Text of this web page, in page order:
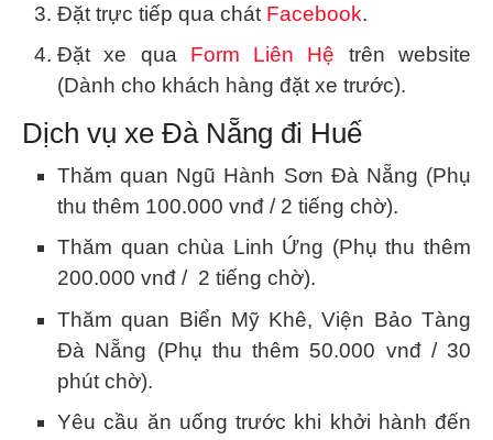
Đặt trực tiếp qua chát Facebook.
Đặt xe qua Form Liên Hệ trên website
(Dành cho khách hàng đặt xe trước).
Dịch vụ xe Đà Nẵng đi Huế
Thăm quan Ngũ Hành Sơn Đà Nẵng (Phụ
thu thêm 100.000 vnđ / 2 tiếng chờ).
Thăm quan chùa Linh Ứng (Phụ thu thêm
200.000 vnđ / 2 tiếng chờ).
Thăm quan Biển Mỹ Khê, Viện Bảo Tàng
Đà Nẵng (Phụ thu thêm 50.000 vnđ/ 30
phút chờ).
Yêu cầu ăn uống trước khi khởi hành đến